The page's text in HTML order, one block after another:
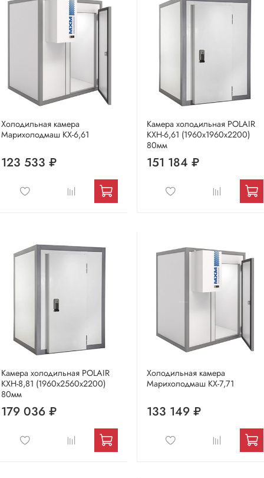
Холодильная камера
Марихолодмаш КХ-6,61
123 533 ₽
Камера холодильная POLAIR
КХН-6,61 (1960х1960х2200)
80мм
151 184 ₽
Камера холодильная POLAIR
КХН-8,81 (1960х2560х2200)
80мм
179 036 ₽
Холодильная камера
Марихолодмаш КХ-7,71
133 149 ₽